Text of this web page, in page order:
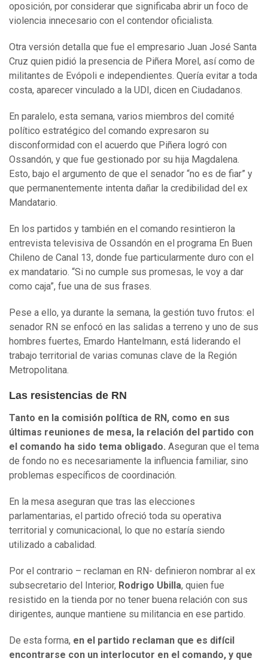
oposición, por considerar que significaba abrir un foco de
violencia innecesario con el contendor oficialista.
Otra versión detalla que fue el empresario Juan José Santa
Cruz quien pidió la presencia de Piñera Morel, así como de
militantes de Evópoli e independientes. Quería evitar a toda
costa, aparecer vinculado a la UDI, dicen en Ciudadanos.
En paralelo, esta semana, varios miembros del comité
político estratégico del comando expresaron su
disconformidad con el acuerdo que Piñera logró con
Ossandón, y que fue gestionado por su hija Magdalena.
Esto, bajo el argumento de que el senador “no es de fiar” y
que permanentemente intenta dañar la credibilidad del ex
Mandatario.
En los partidos y también en el comando resintieron la
entrevista televisiva de Ossandón en el programa En Buen
Chileno de Canal 13, donde fue particularmente duro con el
ex mandatario. “Si no cumple sus promesas, le voy a dar
como caja”, fue una de sus frases.
Pese a ello, ya durante la semana, la gestión tuvo frutos: el
senador RN se enfocó en las salidas a terreno y uno de sus
hombres fuertes, Emardo Hantelmann, está liderando el
trabajo territorial de varias comunas clave de la Región
Metropolitana.
Las resistencias de RN
Tanto en la comisión política de RN, como en sus
últimas reuniones de mesa, la relación del partido con
el comando ha sido tema obligado. Aseguran que el tema
de fondo no es necesariamente la influencia familiar, sino
problemas específicos de coordinación.
En la mesa aseguran que tras las elecciones
parlamentarias, el partido ofreció toda su operativa
territorial y comunicacional, lo que no estaría siendo
utilizado a cabalidad.
Por el contrario – reclaman en RN- definieron nombrar al ex
subsecretario del Interior, Rodrigo Ubilla, quien fue
resistido en la tienda por no tener buena relación con sus
dirigentes, aunque mantiene su militancia en ese partido.
De esta forma, en el partido reclaman que es difícil
encontrarse con un interlocutor en el comando, y que